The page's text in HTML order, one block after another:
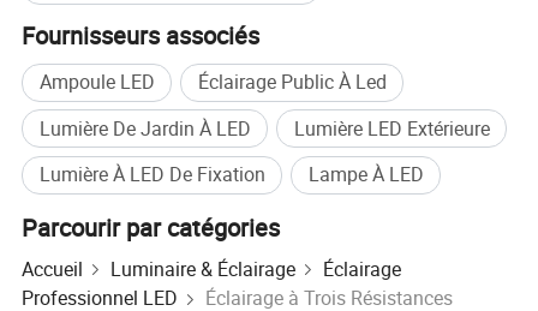
Principales caractéristiques et avantages
Fournisseurs associés
Ampoule LED
Éclairage Public À Led
Lumière De Jardin À LED
Lumière LED Extérieure
Lumière À LED De Fixation
Lampe À LED
Parcourir par catégories
Accueil Luminaire & Éclairage
Éclairage
Professionnel LED
Éclairage à Trois Résistances